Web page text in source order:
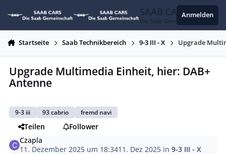
SAAB CARS
Die Saab Gemeinschaft
Anmelden
Startseite Saab Technikbereich 9-3 III - X Upgrade
Upgrade Multimedia Einheit, hier: DAB+
Antenne
9-3 iii 93 cabrio fremd navi
Teilen
Follower
Czapla
11. Dezember 2025 um 18:3411. Dez 2025 in9-3 III - X